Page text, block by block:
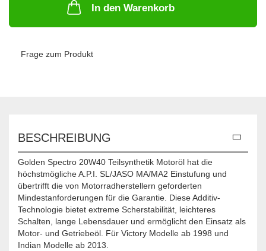
In den Warenkorb
Frage zum Produkt
BESCHREIBUNG
Golden Spectro 20W40 Teilsynthetik Motoröl hat die
höchstmögliche A.P.I. SL/JASO MA/MA2 Einstufung und
übertrifft die von Motorradherstellern geforderten
Mindestanforderungen für die Garantie. Diese Additiv-
Technologie bietet extreme Scherstabilität, leichteres
Schalten, lange Lebensdauer und ermöglicht den Einsatz als
Motor- und Getriebeöl. Für Victory Modelle ab 1998 und
Indian Modelle ab 2013.